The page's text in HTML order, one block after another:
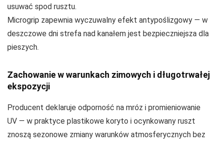
usuwać spod rusztu.
Microgrip zapewnia wyczuwalny efekt antypoślizgowy — w
deszczowe dni strefa nad kanałem jest bezpieczniejsza dla
pieszych.
Zachowanie w warunkach zimowych i długotrwałej
ekspozycji
Producent deklaruje odporność na mróz i promieniowanie
UV — w praktyce plastikowe koryto i ocynkowany ruszt
znoszą sezonowe zmiany warunków atmosferycznych bez